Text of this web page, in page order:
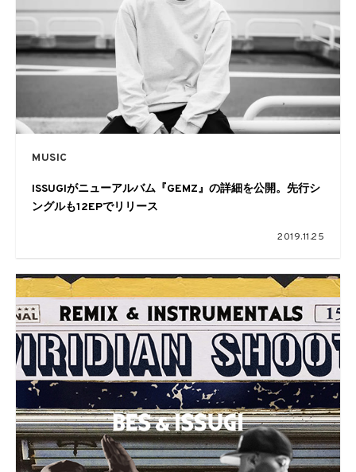
MUSIC
ISSUGIがニューアルバム『GEMZ』の詳細を公開。先行シ
ングルも12EPでリリース
2019.11.25